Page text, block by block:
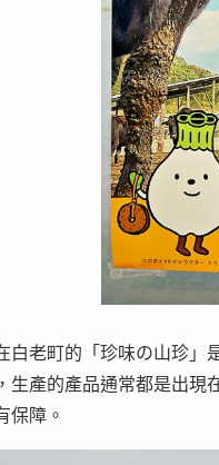
白老町的「珍味の山珍」
生產的產品通常都是出現
保障。